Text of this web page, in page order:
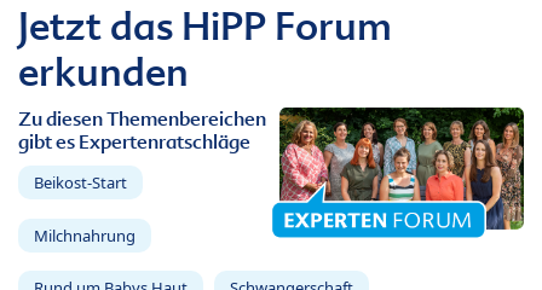
Jetzt das HiPP Forum
erkunden
Zu diesen Themenbereichen
gibt es Expertenratschläge
Beikost-Start
Milchnahrung